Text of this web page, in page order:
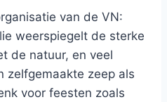
van de VN:
weerspiegelt de sterke
de natuur, en veel
zelfgemaakte zeep als
voor feesten zoals